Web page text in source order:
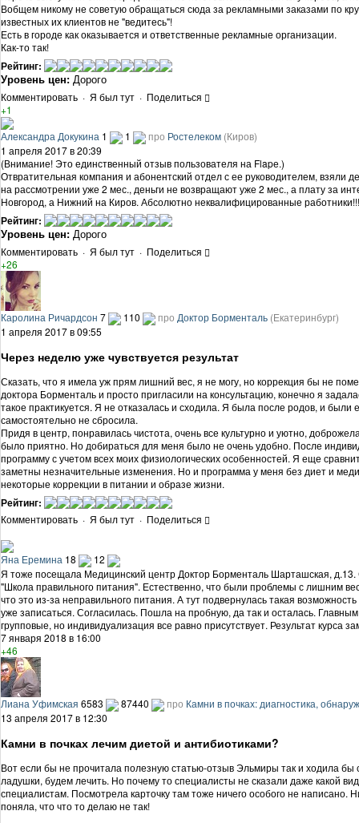
Вобщем никому не советую обращаться сюда за рекламными заказами по
известных их клиентов не "ведитесь"!
Есть в городе как оказывается и ответственные рекламные организации.
Как-то так!
Рейтинг:
Уровень цен: Дорого
Комментировать · Я был тут · Поделиться
+1
Александра Докукина 1 1 про Ростелеком (Киров)
1 апреля 2017 в 20:39
(Внимание! Это единственный отзыв пользователя на Flapе.)
Отвратительная компания и абонентский отдел с ее руководителем, взяли
на рассмотрении уже 2 мес., деньги не возвращают уже 2 мес., а плату за
Новгород, а Нижний на Киров. Абсолютно неквалифицированные
Рейтинг:
Уровень цен: Дорого
Комментировать · Я был тут · Поделиться
+26
Каролина Ричардсон 7 110 про Доктор Борменталь (Екатеринбург)
1 апреля 2017 в 09:55
Через неделю уже чувствуется результат
Сказать, что я имела уж прям лишний вес, я не могу, но коррекция бы не
доктора Борменталь и просто пригласили на консультацию, конечно я
такое практикуется. Я не отказалась и сходила. Я была после родов, и
самостоятельно не сбросила.
Придя в центр, понравилась чистота, очень все культурно и уютно,
было приятно. Но добираться для меня было не очень удобно. После
программу с учетом всех моих физиологических особенностей. Я еще
заметны незначительные изменения. Но и программа у меня без диет и
некоторые коррекции в питании и образе жизни.
Рейтинг:
Комментировать · Я был тут · Поделиться
Яна Еремина 18
12
Я тоже посещала Медицинский центр Доктор Борменталь Шарташская, д.13.
"Школа правильного питания". Естественно, что были проблемы с лишним
что это из-за неправильного питания. А тут подвернулась такая
уже записаться. Согласилась. Пошла на пробную, да так и осталась.
групповые, но индивидуализация все равно присутствует. Результат курса
7 января 2018 в 16:00
+46
Лиана Уфимская 6583 87440 про Камни в почках: диагностика,
13 апреля 2017 в 12:30
Камни в почках лечим диетой и антибиотиками?
Вот если бы не прочитала полезную статью-отзыв Эльмиры так и ходила
ладушки, будем лечить. Но почему то специалисты не сказали даже какой
специалистам. Посмотрела карточку там тоже ничего особого не написано.
поняла, что что то делаю не так!